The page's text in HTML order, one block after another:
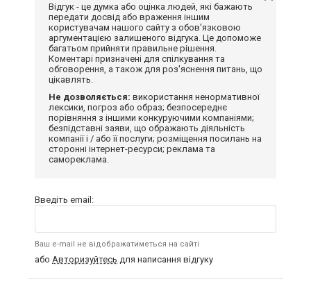
Відгук - це думка або оцінка людей, які бажають
передати досвід або враження іншим
користувачам нашого сайту з обов'язковою
аргументацією залишеного відгука. Це допоможе
багатьом прийняти правильне рішення.
Коментарі призначені для спілкування та
обговорення, а також для роз'яснення питань, що
цікавлять.
Не дозволяється: використання ненормативної
лексики, погроз або образ; безпосереднє
порівняння з іншими конкуруючими компаніями;
безпідставні заяви, що ображають діяльність
компанії і / або її послуги; розміщення посилань на
сторонні інтернет-ресурси; реклама та
самореклама.
Введіть email:
Ваш e-mail не відображатиметься на сайті
або Авторизуйтесь для написання відгуку